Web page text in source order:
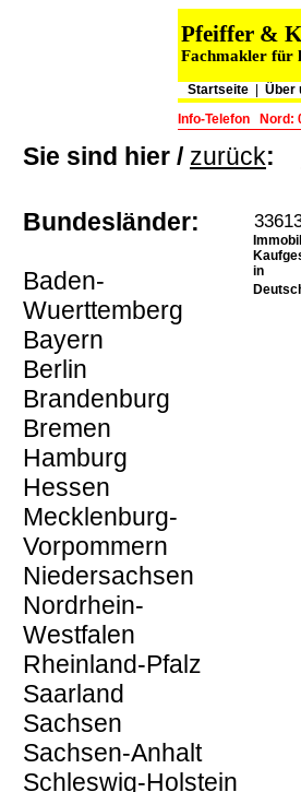
Pfeiffer &
Fachmakler für
Startseite Über
Info-Telefon
Nord:
Sie sind hier / zurück:
Bundesländer:
Baden-
Wuerttemberg
Bayern
Berlin
Brandenburg
Bremen
Hamburg
Hessen
Mecklenburg-
Vorpommern
Niedersachsen
Nordrhein-
Westfalen
Rheinland-Pfalz
Saarland
Sachsen
Sachsen-Anhalt
Schleswig-Holstein
in